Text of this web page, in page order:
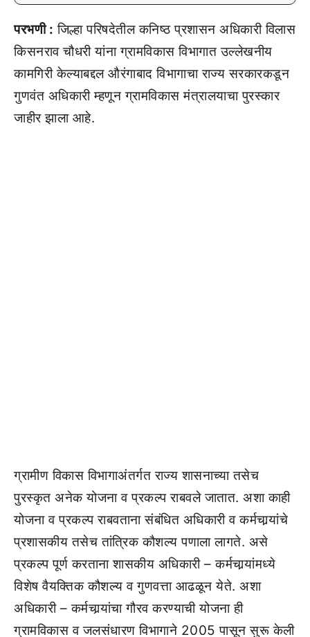
परभणी : जिल्हा परिषदेतील कनिष्ठ प्रशासन अधिकारी विलास
किसनराव चौधरी यांना ग्रामविकास विभागात उल्लेखनीय
कामगिरी केल्याबद्दल औरंगाबाद विभागाचा राज्य सरकारकडून
गुणवंत अधिकारी म्हणून ग्रामविकास मंत्रालयाचा पुरस्कार
जाहीर झाला आहे.
ग्रामीण विकास विभागाअंतर्गत राज्य शासनाच्या तसेच
पुरस्कृत अनेक योजना व प्रकल्प राबवले जातात. अशा काही
योजना व प्रकल्प राबवताना संबंधित अधिकारी व कर्मचार्‍यांचे
प्रशासकीय तसेच तांत्रिक कौशल्य पणाला लागते. असे
प्रकल्प पूर्ण करताना शासकीय अधिकारी – कर्मचार्‍यांमध्ये
विशेष वैयक्तिक कौशल्य व गुणवत्ता आढळून येते. अशा
अधिकारी – कर्मचार्‍यांचा गौरव करण्याची योजना ही
ग्रामविकास व जलसंधारण विभागाने 2005 पासून सुरू केली